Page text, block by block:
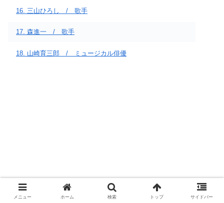
16. 三山ひろし / 歌手
17. 森進一 / 歌手
18. 山崎育三郎 / ミュージカル俳優
メニュー ホーム 検索 トップ サイドバー